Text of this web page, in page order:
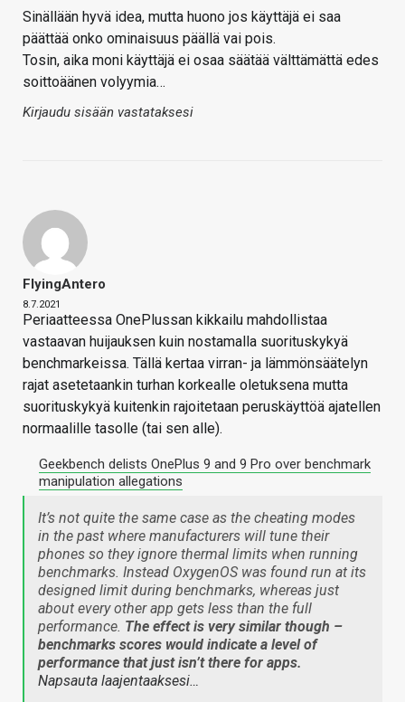
Sinällään hyvä idea, mutta huono jos käyttäjä ei saa
päättää onko ominaisuus päällä vai pois.
Tosin, aika moni käyttäjä ei osaa säätää välttämättä edes
soittoäänen volyymia…
Kirjaudu sisään vastataksesi
FlyingAntero
8.7.2021
Periaatteessa OnePlussan kikkailu mahdollistaa
vastaavan huijauksen kuin nostamalla suorituskykyä
benchmarkeissa. Tällä kertaa virran- ja lämmönsäätelyn
rajat asetetaankin turhan korkealle oletuksena mutta
suorituskykyä kuitenkin rajoitetaan peruskäyttöä ajatellen
normaalille tasolle (tai sen alle).
Geekbench delists OnePlus 9 and 9 Pro over benchmark
manipulation allegations
It’s not quite the same case as the cheating modes
in the past where manufacturers will tune their
phones so they ignore thermal limits when running
benchmarks. Instead OxygenOS was found run at its
designed limit during benchmarks, whereas just
about every other app gets less than the full
performance. The effect is very similar though –
benchmarks scores would indicate a level of
performance that just isn’t there for apps.
Napsauta laajentaaksesi…